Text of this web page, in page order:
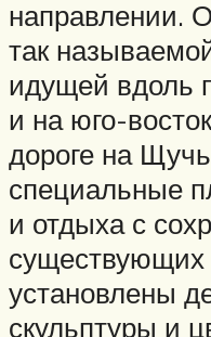
направлении.
так
идущей вдоль
и на юго-
дороге на
специальные
и отдыха с
существующих
установлены
скульптуры и